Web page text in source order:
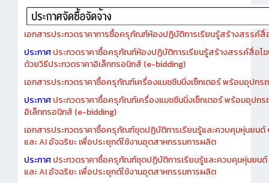
เอกสารประกวดราคาการซื้อครุภัณฑ์ห้องปฏิบัติการเรียนรู้สร้างสรรค์
ประกาศประกวดราคาซื้อครุภัณฑ์ห้องปฏิบัติการเรียนรู้สร้างสรรค์สื่อโ
ด้วยวิธีประกวดราคาอิเล็กทรอนิกส์ (e-bidding)
เอกสารประกวดราคาซื้อครุภัณฑ์เครื่องแมชชีนนิ่งเซ็กเตอร์ พร้อมอุปก
ประกาศประกวดราคาซื้อครุภัณฑ์เครื่องแมชชีนนิ่งเซ็กเตอร์ พร้อมอุปก
อิเล็กทรอนิกส์ (e-bidding)
เอกสารประกวดราคาซื้อครุภัณฑ์ชุดปฏิบัติการเรียนรู้และควบคุมหุ่นยน
และ AI อัจฉริยะ เพื่อประยุกต์ใช้งานอุตสาหกรรมการผลิต
ประกาศประกวดราคาซื้อครุภัณฑ์ชุดปฏิบัติการเรียนรู้และควบคุมหุ่นยน
และ AI อัจฉริยะ เพื่อประยุกต์ใช้งานอุตสาหกรรมการผลิต